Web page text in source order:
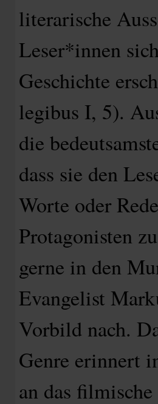
literarische
Leser*innen
Geschichte
legibus I, 5).
die
dass sie den
Worte oder
Protagonisten
gerne in den
Evangelist
Vorbild nach.
Genre erinnert
an das